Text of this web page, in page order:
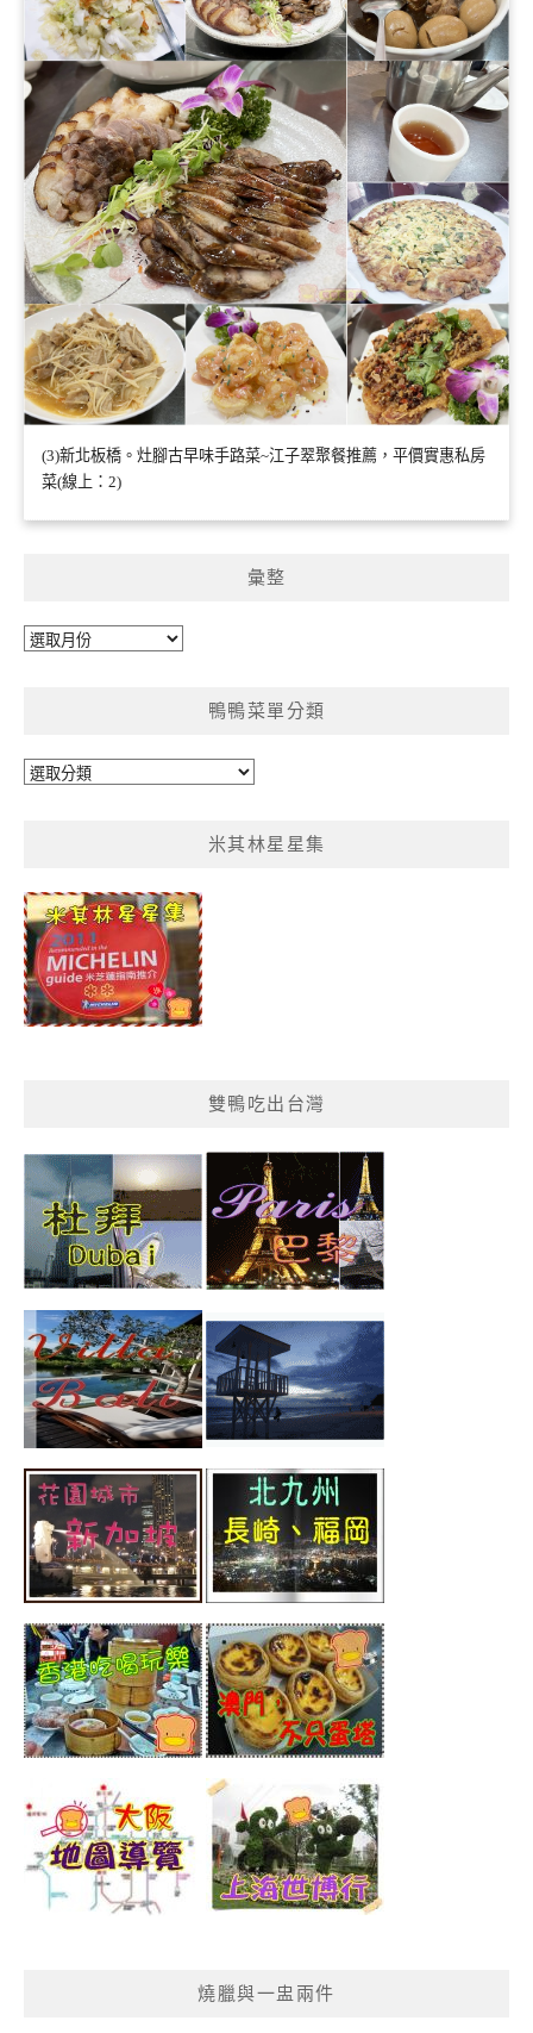
(3)新北板橋。灶腳古早味手路菜~江子翠聚餐推薦，平價實惠私房
菜(線上：2)
彙整
彙
鴨鴨菜單分類
鴨
類
米其林星星集
雙鴨吃出台灣
燒臘與一盅兩件